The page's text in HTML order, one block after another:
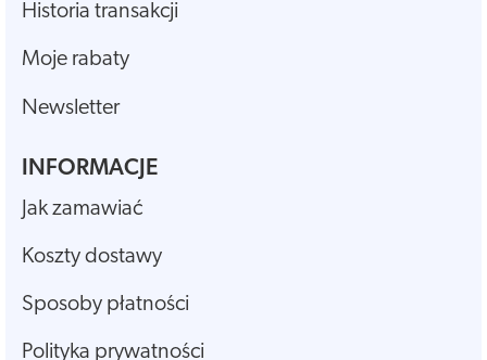
Historia transakcji
Moje rabaty
Newsletter
INFORMACJE
Jak zamawiać
Koszty dostawy
Sposoby płatności
Polityka prywatności